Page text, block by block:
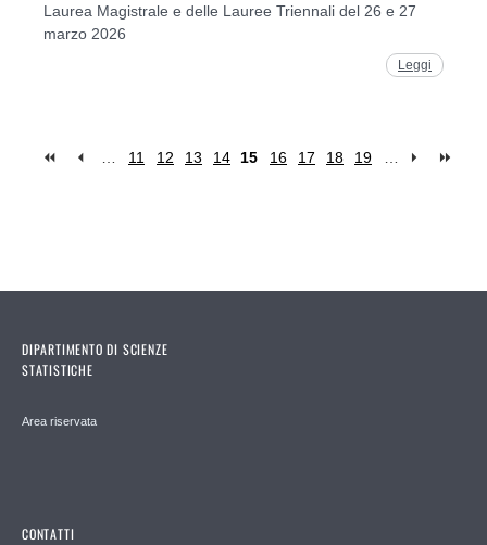
Laurea Magistrale e delle Lauree Triennali del 26 e 27
marzo 2026
Leggi
11 12 13 14 15 16 17 18 19
DIPARTIMENTO DI SCIENZE
STATISTICHE
Area riservata
CONTATTI